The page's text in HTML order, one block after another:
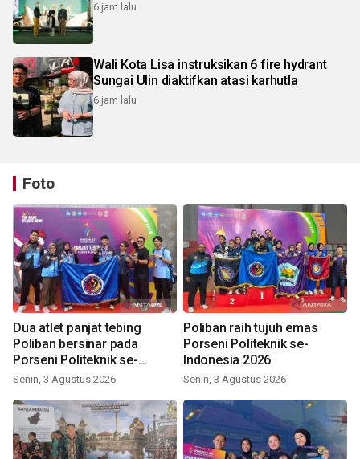
6 jam lalu
Wali Kota Lisa instruksikan 6 fire hydrant
Sungai Ulin diaktifkan atasi karhutla
6 jam lalu
Foto
Dua atlet panjat tebing
Poliban bersinar pada
Porseni Politeknik se-
Indonesia 2026
Senin, 3 Agustus 2026
Poliban raih tujuh emas
Porseni Politeknik se-
Indonesia 2026
Senin, 3 Agustus 2026